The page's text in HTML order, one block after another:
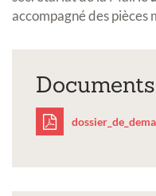
accompagné des pièces